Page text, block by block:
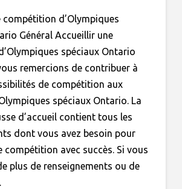
compétition d’Olympiques
Général Accueillir une
spéciaux Ontario
remercions de contribuer à
de compétition aux
spéciaux Ontario. La
d’accueil contient tous les
dont vous avez besoin pour
compétition avec succès. Si vous
plus de renseignements ou de